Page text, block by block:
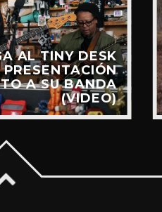
AL TINY DESK
A SU BANDA
(VIDEO)